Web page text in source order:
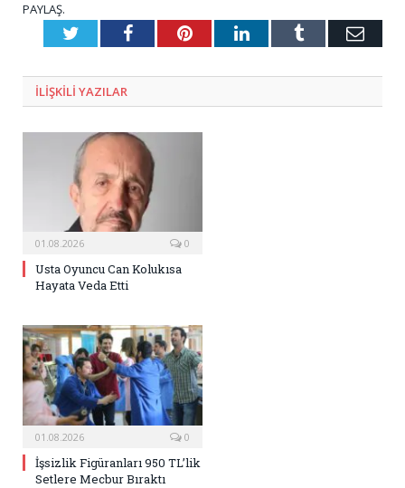
PAYLAŞ.
TwitterFacebookPinterestLinkedInTumblr E-
ILIŞKILI YAZILAR
01.08.2026 0
Usta Oyuncu Can Kolukısa
Hayata Veda Etti
01.08.2026 0
İşsizlik Figüranları 950 TL’lik
Setlere Mecbur Bıraktı